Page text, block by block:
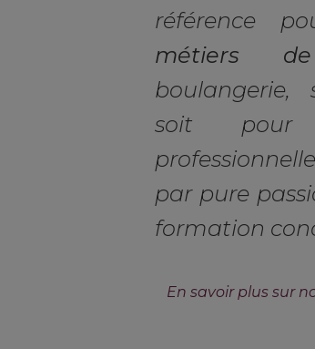
référence
métiers
boulangerie,
soit pour
par pure
formation
En savoir plus sur